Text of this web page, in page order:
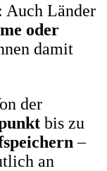
: Auch Länder
oder
damit
der
bis zu
–
an